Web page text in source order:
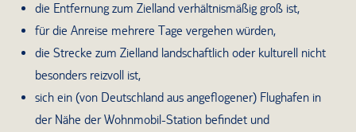
die Entfernung zum Zielland verhältnismäßig groß ist,
für die Anreise mehrere Tage vergehen würden,
die Strecke zum Zielland landschaftlich oder kulturell nicht
besonders reizvoll ist,
sich ein (von Deutschland aus angeflogener) Flughafen in
der Nähe der Wohnmobil-Station befindet und